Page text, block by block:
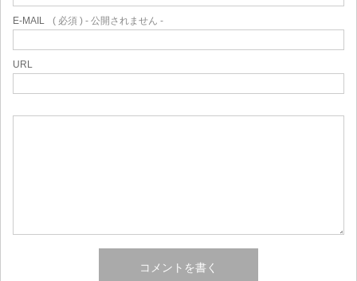
E-MAIL ( 必須 ) - 公開されません -
URL